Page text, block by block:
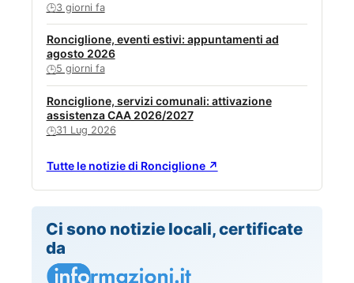
🕒3 giorni fa
Ronciglione, eventi estivi: appuntamenti ad
agosto 2026
🕒5 giorni fa
Ronciglione, servizi comunali: attivazione
assistenza CAA 2026/2027
🕒31 Lug 2026
Tutte le notizie di Ronciglione ↗
Ci sono notizie locali, certificate
da